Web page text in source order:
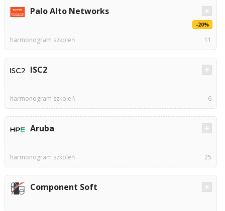
Palo Alto Networks
-20%
harmonogram szkoleń 11
ISC2
harmonogram szkoleń 6
Aruba
harmonogram szkoleń 25
Component Soft